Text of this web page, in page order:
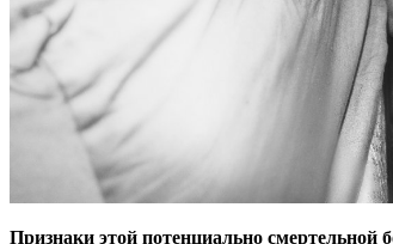
Признаки этой потенциально смертельной